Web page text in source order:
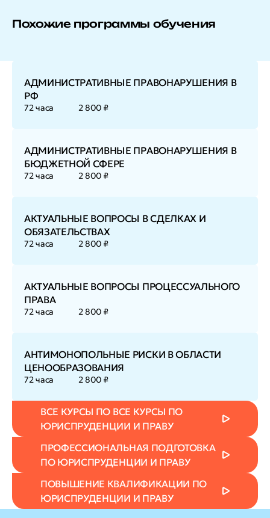
Похожие программы обучения
АДМИНИСТРАТИВНЫЕ ПРАВОНАРУШЕНИЯ В
РФ
72 часа 2 800 ₽
АДМИНИСТРАТИВНЫЕ ПРАВОНАРУШЕНИЯ В
БЮДЖЕТНОЙ СФЕРЕ
72 часа 2 800 ₽
АКТУАЛЬНЫЕ ВОПРОСЫ В СДЕЛКАХ И
ОБЯЗАТЕЛЬСТВАХ
72 часа 2 800 ₽
АКТУАЛЬНЫЕ ВОПРОСЫ ПРОЦЕССУАЛЬНОГО
ПРАВА
72 часа 2 800 ₽
АНТИМОНОПОЛЬНЫЕ РИСКИ В ОБЛАСТИ
ЦЕНООБРАЗОВАНИЯ
72 часа 2 800 ₽
ВСЕ КУРСЫ ПО ВСЕ КУРСЫ ПО
ЮРИСПРУДЕНЦИИ И ПРАВУ
ПРОФЕССИОНАЛЬНАЯ ПОДГОТОВКА
ПО ЮРИСПРУДЕНЦИИ И ПРАВУ
ПОВЫШЕНИЕ КВАЛИФИКАЦИИ ПО
ЮРИСПРУДЕНЦИИ И ПРАВУ